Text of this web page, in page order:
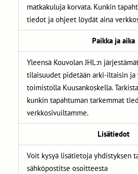
matkakuluja korvata. Kunkin
tiedot ja ohjeet löydät aina
Paikka ja aika
Yleensä Kouvolan JHL:n
tilaisuudet pidetään arki-iltaisin ja
toimistolla Kuusankoskella.
kunkin tapahtuman tarkemmat
verkkosivuiltamme.
Lisätiedot
Voit kysyä lisätietoja yhdistyksen
sähköpostitse osoitteesta